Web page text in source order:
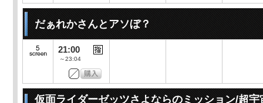
だぁれかさんとアソぼ？
21:00
～23:04
仮面ライダーゼッツさよならのミッション/超